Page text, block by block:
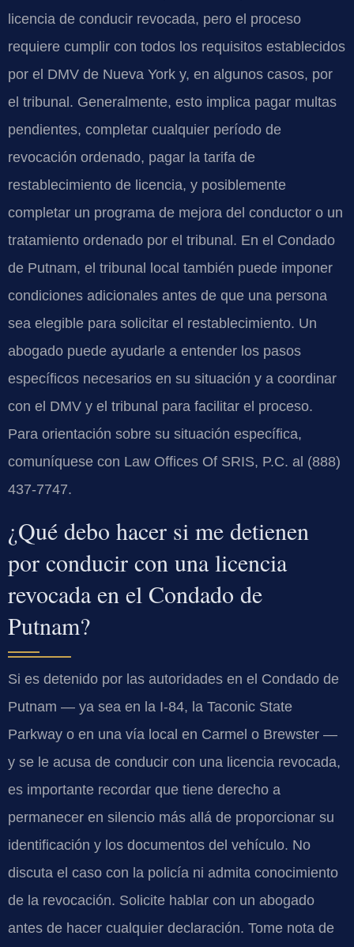
licencia de conducir revocada, pero el proceso
requiere cumplir con todos los requisitos establecidos
por el DMV de Nueva York y, en algunos casos, por
el tribunal. Generalmente, esto implica pagar multas
pendientes, completar cualquier período de
revocación ordenado, pagar la tarifa de
restablecimiento de licencia, y posiblemente
completar un programa de mejora del conductor o un
tratamiento ordenado por el tribunal. En el Condado
de Putnam, el tribunal local también puede imponer
condiciones adicionales antes de que una persona
sea elegible para solicitar el restablecimiento. Un
abogado puede ayudarle a entender los pasos
específicos necesarios en su situación y a coordinar
con el DMV y el tribunal para facilitar el proceso.
Para orientación sobre su situación específica,
comuníquese con Law Offices Of SRIS, P.C. al (888)
437-7747.
¿Qué debo hacer si me detienen
por conducir con una licencia
revocada en el Condado de
Putnam?
Si es detenido por las autoridades en el Condado de
Putnam — ya sea en la I-84, la Taconic State
Parkway o en una vía local en Carmel o Brewster —
y se le acusa de conducir con una licencia revocada,
es importante recordar que tiene derecho a
permanecer en silencio más allá de proporcionar su
identificación y los documentos del vehículo. No
discuta el caso con la policía ni admita conocimiento
de la revocación. Solicite hablar con un abogado
antes de hacer cualquier declaración. Tome nota de